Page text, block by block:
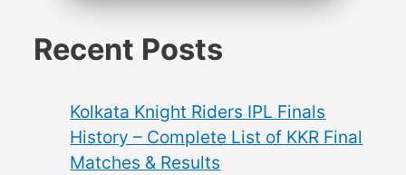
Recent Posts
Kolkata Knight Riders IPL Finals
History – Complete List of KKR Final
Matches & Results